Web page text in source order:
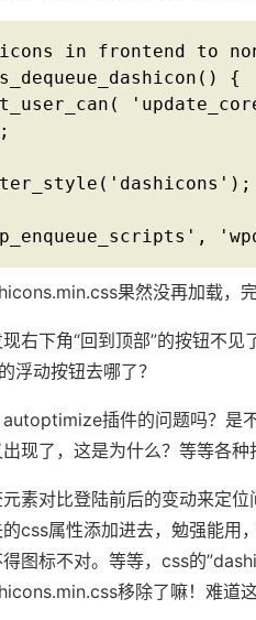
in frontend to
{
果然没再加载，完
右下角“回到顶部”的按钮不
浮动按钮去哪了？
插件的问题吗？是
现了，这是为什么？等等各种
素对比登陆前后的变动来定
css属性添加进去，勉强能用
图标不对。等等，css的
移除了嘛！难道这